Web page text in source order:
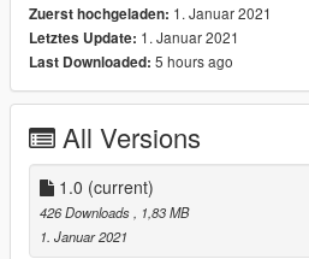
and put first the original model files
present in this RAR ( in the Skin
Discord : https://discord.gg/
Zuerst hochgeladen: 1. Januar 2021
Letztes Update: 1. Januar 2021
Last Downloaded: 5 hours ago
All Versions
1.0 (current)
426 Downloads
, 1,83 MB
1. Januar 2021